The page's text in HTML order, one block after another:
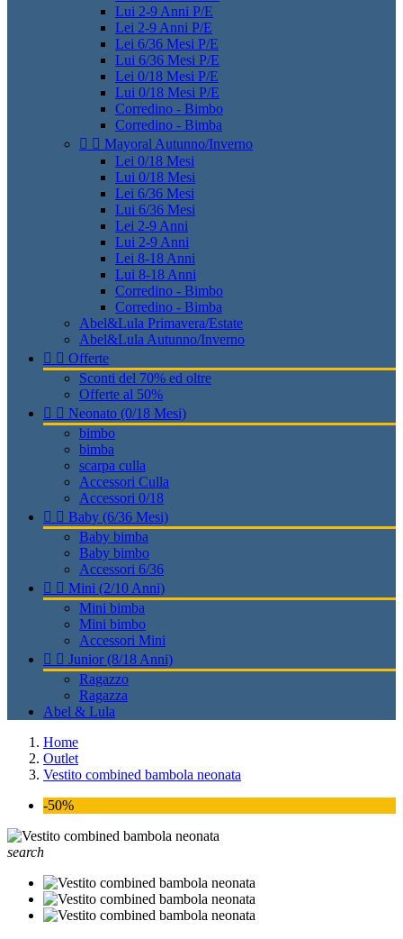
Lui 2-9 Anni P/E
Lei 2-9 Anni P/E
Lei 6/36 Mesi P/E
Lui 6/36 Mesi P/E
Lei 0/18 Mesi P/E
Lui 0/18 Mesi P/E
Corredino - Bimbo
Corredino - Bimba
  Mayoral Autunno/Inverno
Lei 0/18 Mesi
Lui 0/18 Mesi
Lei 6/36 Mesi
Lui 6/36 Mesi
Lei 2-9 Anni
Lui 2-9 Anni
Lei 8-18 Anni
Lui 8-18 Anni
Corredino - Bimbo
Corredino - Bimba
Abel&Lula Primavera/Estate
Abel&Lula Autunno/Inverno
  Offerte
Sconti del 70% ed oltre
Offerte al 50%
  Neonato (0/18 Mesi)
bimbo
bimba
scarpa culla
Accessori Culla
Accessori 0/18
  Baby (6/36 Mesi)
Baby bimba
Baby bimbo
Accessori 6/36
  Mini (2/10 Anni)
Mini bimba
Mini bimbo
Accessori Mini
  Junior (8/18 Anni)
Ragazzo
Ragazza
Abel & Lula
Home
Outlet
Vestito combined bambola neonata
-50%
search